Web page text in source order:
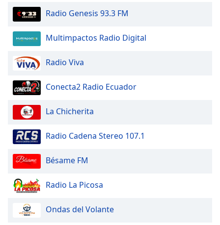
Radio Genesis 93.3 FM
Multimpactos Radio Digital
Radio Viva
Conecta2 Radio Ecuador
La Chicherita
Radio Cadena Stereo 107.1
Bésame FM
Radio La Picosa
Ondas del Volante